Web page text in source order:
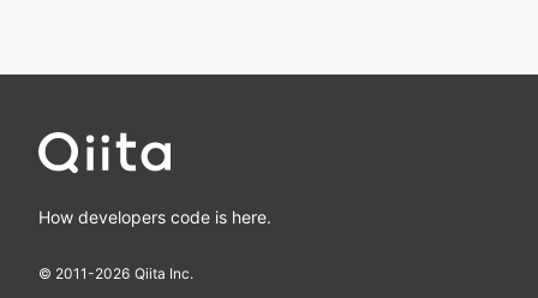
How developers code is here.
© 2011-2026 Qiita Inc.